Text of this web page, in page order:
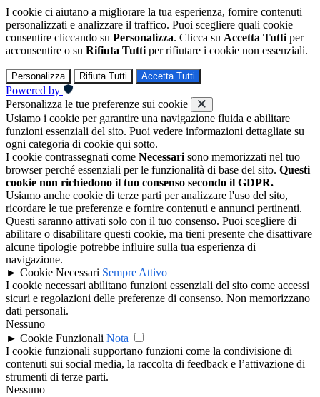
I cookie ci aiutano a migliorare la tua esperienza, fornire contenuti
personalizzati e analizzare il traffico. Puoi scegliere quali cookie
consentire cliccando su Personalizza. Clicca su Accetta Tutti per
acconsentire o su Rifiuta Tutti per rifiutare i cookie non essenziali.
Personalizza Rifiuta Tutti Accetta Tutti
Powered by
Personalizza le tue preferenze sui cookie
Usiamo i cookie per garantire una navigazione fluida e abilitare
funzioni essenziali del sito. Puoi vedere informazioni dettagliate su
ogni categoria di cookie qui sotto.
I cookie contrassegnati come Necessari sono memorizzati nel tuo
browser perché essenziali per le funzionalità di base del sito. Questi
cookie non richiedono il tuo consenso secondo il GDPR.
Usiamo anche cookie di terze parti per analizzare l'uso del sito,
ricordare le tue preferenze e fornire contenuti e annunci pertinenti.
Questi saranno attivati solo con il tuo consenso. Puoi scegliere di
abilitare o disabilitare questi cookie, ma tieni presente che disattivare
alcune tipologie potrebbe influire sulla tua esperienza di
navigazione.
► Cookie Necessari Sempre Attivo
I cookie necessari abilitano funzioni essenziali del sito come accessi
sicuri e regolazioni delle preferenze di consenso. Non memorizzano
dati personali.
Nessuno
► Cookie Funzionali Nota
I cookie funzionali supportano funzioni come la condivisione di
contenuti sui social media, la raccolta di feedback e l’attivazione di
strumenti di terze parti.
Nessuno